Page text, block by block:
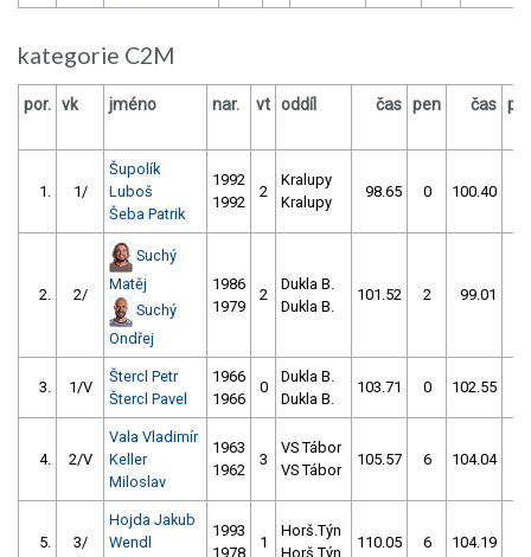
kategorie C2M
por. vk jméno nar. vt oddíl čas pen čas
1. 1/
Šupolík
Luboš
Šeba Patrik
1992
1992
2
Kralupy
Kralupy
98.65 0 100.40
2. 2/
Suchý
Matěj
Suchý
Ondřej
1986
1979
2
Dukla B.
Dukla B.
101.52 2 99.01
3. 1/V
Štercl Petr
Štercl Pavel
1966
1966
0
Dukla B.
Dukla B.
103.71 0 102.55
4. 2/V
Vala Vladimír
Keller
Miloslav
1963
1962
3
VS Tábor
VS Tábor
105.57 6 104.04
5. 3/
Hojda Jakub
Wendl
1993
1978
1
Horš.Týn
Horš.Týn
110.05 6 104.19